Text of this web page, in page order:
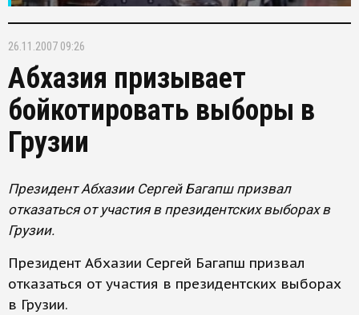
26.11.2007 09:26
Абхазия призывает
бойкотировать выборы в
Грузии
Президент Абхазии Сергей Багапш призвал
отказаться от участия в президентских выборах в
Грузии.
Президент Абхазии Сергей Багапш призвал
отказаться от участия в президентских выборах
в Грузии.